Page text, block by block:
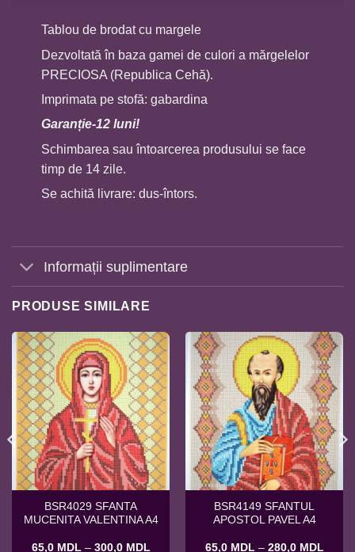
Tablou de brodat cu margele
Dezvoltată în baza gamei de culori a mărgelelor
PRECIOSA (Republica Cehă).
Imprimata pe stofă: gabardina
Garanție-12 luni!
Schimbarea sau întoarcerea produsului se face
timp de 14 zile.
Se achită livrare: dus-întors.
Informații suplimentare
PRODUSE SIMILARE
BSR4029 SFANTA
MUCENITA VALENTINA A4
65,0 MDL – 300,0 MDLInterval
BSR4149 SFANTUL
APOSTOL PAVEL A4
65,0 MDL – 280,0 MDL